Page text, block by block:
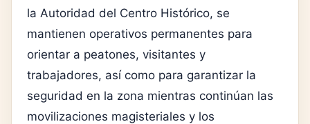
la Autoridad del Centro Histórico, se
mantienen operativos permanentes para
orientar a peatones, visitantes y
trabajadores, así como para garantizar la
seguridad en la zona mientras continúan las
movilizaciones magisteriales y los